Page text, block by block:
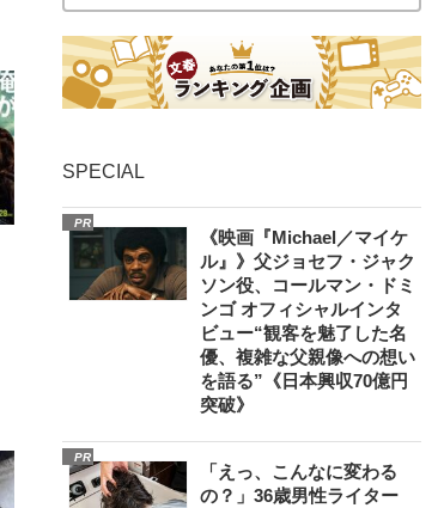
SPECIAL
PR
《映画『Michael／マイケ
ル』》父ジョセフ・ジャク
ソン役、コールマン・ドミ
ンゴ オフィシャルインタ
ビュー“観客を魅了した名
優、複雑な父親像への想い
を語る”《日本興収70億円
突破》
PR
「えっ、こんなに変わる
の？」36歳男性ライター